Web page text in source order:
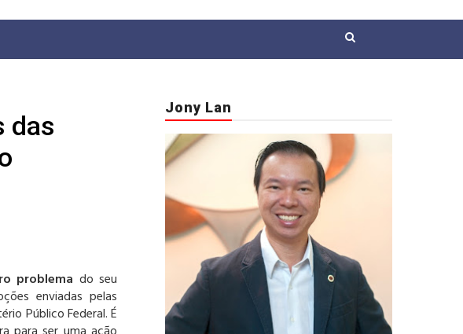
das
problema do seu
enviadas pelas
Público Federal. É
Jony Lan